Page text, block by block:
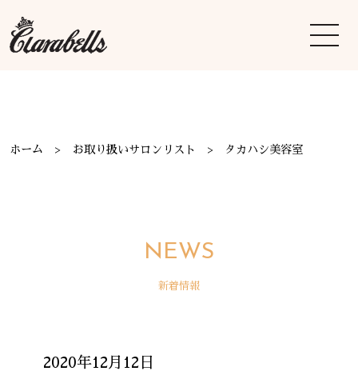
ホーム お取り扱いサロンリスト タカハシ美容室
NEWS
新着情報
2020年12月12日